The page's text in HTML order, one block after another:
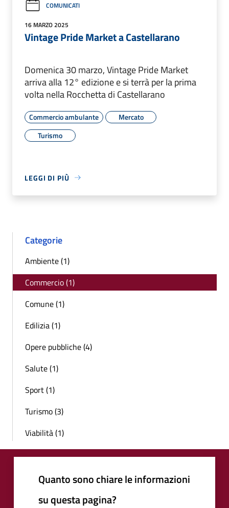
COMUNICATI
16 MARZO 2025
Vintage Pride Market a Castellarano
Domenica 30 marzo, Vintage Pride Market
arriva alla 12° edizione e si terrà per la prima
volta nella Rocchetta di Castellarano
Commercio ambulante
Mercato
Turismo
LEGGI DI PIÙ
Categorie
Ambiente (1)
Commercio (1)
Comune (1)
Edilizia (1)
Opere pubbliche (4)
Salute (1)
Sport (1)
Turismo (3)
Viabilità (1)
Quanto sono chiare le informazioni
su questa pagina?